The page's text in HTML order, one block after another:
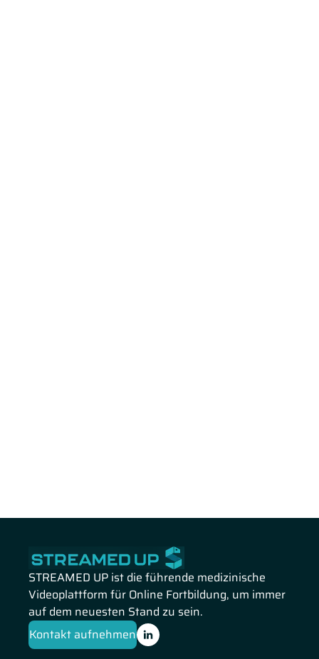
STREAMED UP ist die führende medizinische
Videoplattform für Online Fortbildung, um immer
auf dem neuesten Stand zu sein.
Kontakt aufnehmen